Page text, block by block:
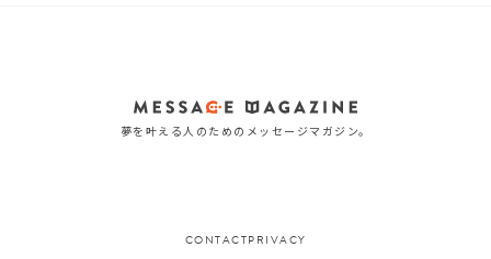
夢を叶える人のためのメッセージマガジン。
CONTACTPRIVACY